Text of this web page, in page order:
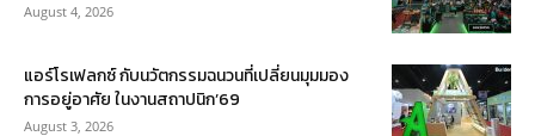
August 4, 2026
แอร์โรเฟลกซ์ กับนวัตกรรมฉนวนที่เปลี่ยนมุมมอง
การอยู่อาศัย ในงานสถาปนิก’69
August 3, 2026